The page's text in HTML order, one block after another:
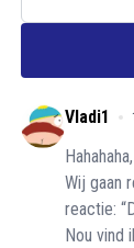
Vladi1
Wij gaan
reactie:
Nou vind